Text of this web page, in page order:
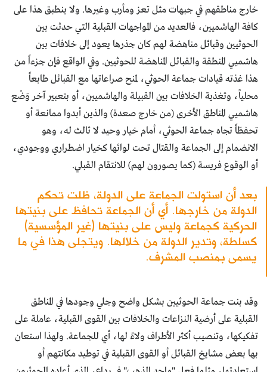
خارج مناطقهم في جبهات مثل تعز ومأرب وغيرها. ولا ينطبق هذا على
كافة الهاشميين، فالعديد من المواجهات القبلية التي حدثت بين
الحوثيين وقبائل مناهضة لهم كان جذرها يعود إلى خلافات بين
هاشميي المنطقة والقبائل المناهضة للحوثيين. وفي الواقع فإن جزءاً من
هذا غذته قيادات جماعة الحوثي، لمنح صراعاتها مع القبائل طابعاً
محلياً، وتغذية الخلافات بين القبيلة والهاشميين، أو بتعبير آخر وَضْع
هاشميي المناطق الأخرى (من خارج صعدة) والذين أبدوا ممانعة أو
تحفظاً تجاه جماعة الحوثي، أمام خيار وحيد لا ثالث له، وهو
الانضمام إلى الجماعة والقتال تحت لوائها كخيار اضطراري ووجودي،
أو الوقوع فريسة (كما يصورون لهم) للانتقام القبلي.
بعد أن استولت الجماعة على الدولة، ظلت تحكم
الدولة من خارجها. أي أن الجماعة تحافظ على بنيتها
الحركية كجماعة وليس على بنيتها (غير المؤسسية)
كسلطة، وتدير الدولة من خلالها. ويتجلى هذا في ما
يسمى بمنصب المشرف.
وقد بنت جماعة الحوثيين بشكل واضح وجلي وجودها في المناطق
القبلية على أرضية النزاعات والخلافات بين القوى القبلية، عاملة على
تفكيكها، وتنصيب أكثر الأطراف ولاءً لها، أي للجماعة. ولهذا استعان
بها بعض مشايخ القبائل أو القوى القبلية في توطيد مكانتهم أو